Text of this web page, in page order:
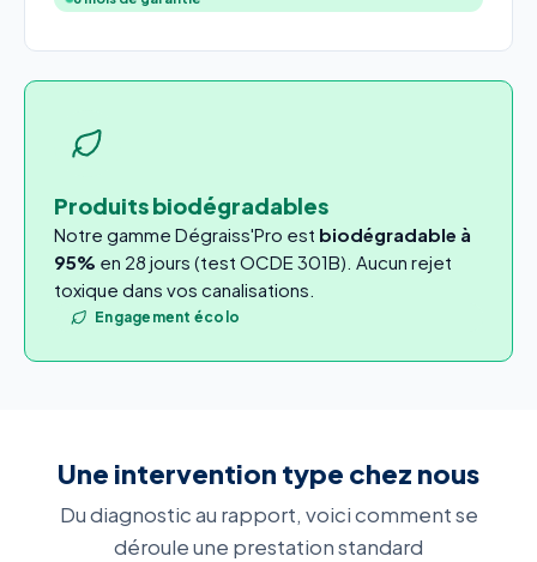
Produits biodégradables
Notre gamme Dégraiss'Pro est biodégradable à
95% en 28 jours (test OCDE 301B). Aucun rejet
toxique dans vos canalisations.
Engagement écolo
Une intervention type chez nous
Du diagnostic au rapport, voici comment se
déroule une prestation standard